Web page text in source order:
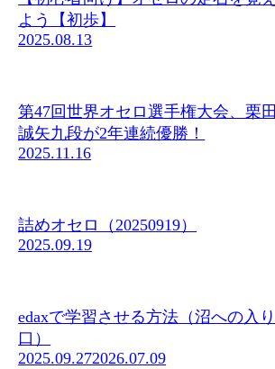
よう【初歩】
2025.08.13
第47回世界オセロ選手権大会、栗田
誠矢九段が2年連続優勝！
2025.11.16
詰めオセロ（20250919）
2025.09.19
edaxで学習させる方法（沼への入り
口）
2025.09.272026.07.09